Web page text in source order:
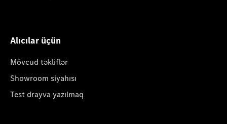
Alıcılar üçün
Mövcud təkliflər
Showroom siyahısı
Test drayva yazılmaq